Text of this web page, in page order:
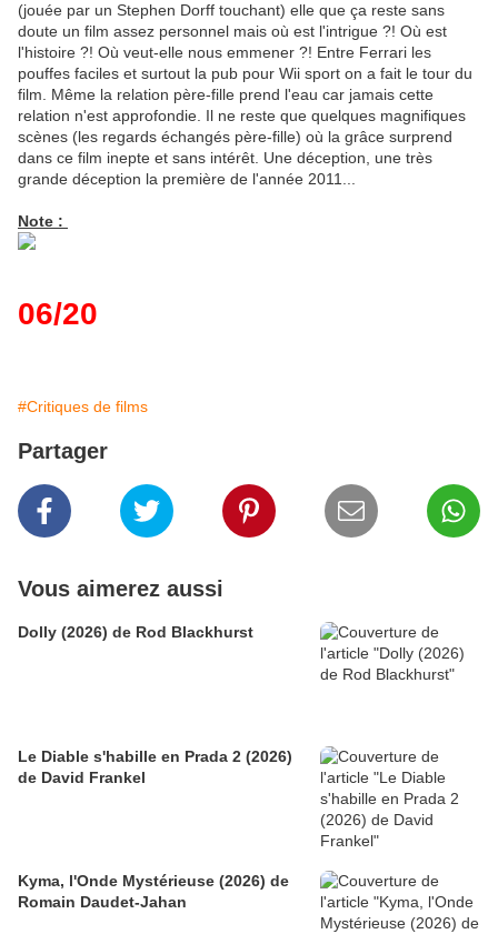
(jouée par un Stephen Dorff touchant) elle que ça reste sans
doute un film assez personnel mais où est l'intrigue ?! Où est
l'histoire ?! Où veut-elle nous emmener ?! Entre Ferrari les
pouffes faciles et surtout la pub pour Wii sport on a fait le tour du
film. Même la relation père-fille prend l'eau car jamais cette
relation n'est approfondie. Il ne reste que quelques magnifiques
scènes (les regards échangés père-fille) où la grâce surprend
dans ce film inepte et sans intérêt. Une déception, une très
grande déception la première de l'année 2011...
Note :
06/20
#Critiques de films
Partager
Vous aimerez aussi
Dolly (2026) de Rod Blackhurst
Le Diable s'habille en Prada 2 (2026)
de David Frankel
Kyma, l'Onde Mystérieuse (2026) de
Romain Daudet-Jahan